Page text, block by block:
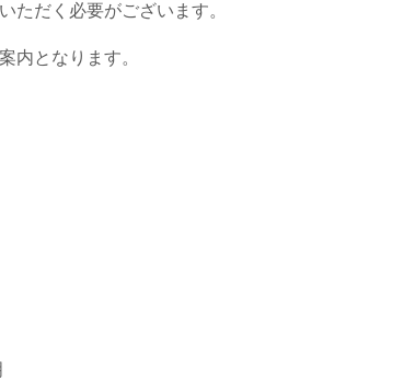
ただく必要がございます。
内となります。